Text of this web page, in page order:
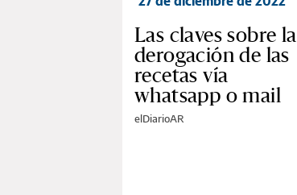
Las claves sobre la
derogación de las
recetas vía
whatsapp o mail
elDiarioAR